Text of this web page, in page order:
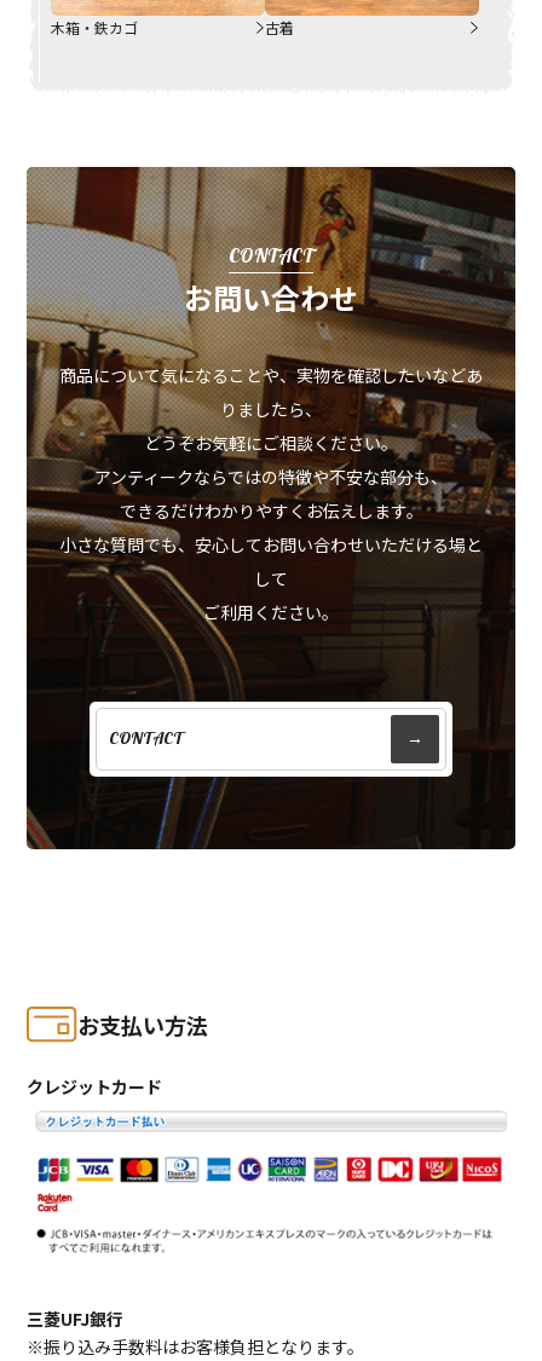
木箱・鉄カゴ 古着
CONTACT
お問い合わせ
商品について気になることや、実物を確認したいなどあ
りましたら、
どうぞお気軽にご相談ください。
アンティークならではの特徴や不安な部分も、
できるだけわかりやすくお伝えします。
小さな質問でも、安心してお問い合わせいただける場と
して
ご利用ください。
CONTACT →
お支払い方法
クレジットカード
三菱UFJ銀行
※振り込み手数料はお客様負担となります。